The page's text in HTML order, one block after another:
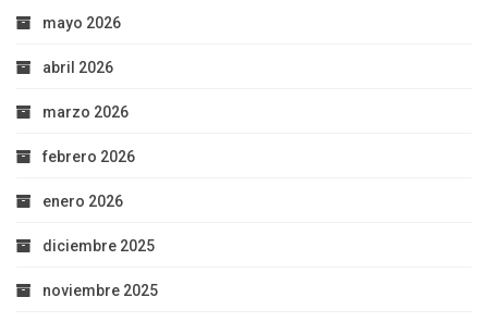
mayo 2026
abril 2026
marzo 2026
febrero 2026
enero 2026
diciembre 2025
noviembre 2025